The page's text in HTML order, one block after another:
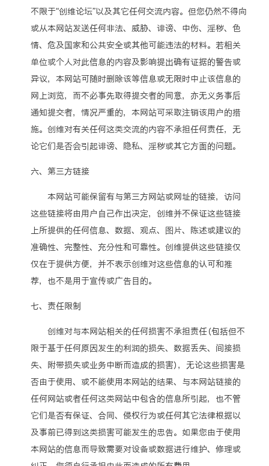
不限于“创维论坛”以及其它任何交流内容。但您仍然不得向
或从本网站发送任何非法、威胁、诽谤、中伤、淫秽、色
情、危及国家和公共安全或其他可能违法的材料。若相关
单位或个人对此信息的内容及影响提出确有证据的警告或
异议，本网站可随时删除该等信息或无限时中止该信息的
网上浏览，而不必事先取得提交者的同意，亦无义务事后
通知提交者，情况严重的，本网站可采取注销该用户的措
施。创维对有关任何这类交流的内容不承担任何责任，无
论它们是否会引起诽谤、隐私、淫秽或其它方面的问题。
六、第三方链接
本网站可能保留有与第三方网站或网址的链接，访问
这些链接将由用户自己作出决定，创维并不保证这些链接
上所提供的任何信息、数据、观点、图片、陈述或建议的
准确性、完整性、充分性和可靠性。创维提供这些链接仅
仅在于提供方便，并不表示创维对这些信息的认可和推
荐，也不是用于宣传或广告目的。
七、责任限制
创维对与本网站相关的任何损害不承担责任（包括但不
限于基于任何原因发生的利润的损失、数据丢失、间接损
失、附带损失或业务中断而造成的损害），无论这些损害是
否由于使用、或不能使用本网站的结果、与本网站链接的
任何网站或者任何这类网站中包含的信息所引起，也不管
它们是否有保证、合同、侵权行为或任何其它法律根据以
及事前已得到这类损害可能发生的忠告。如果您由于使用
本网站的信息而导致需要对设备或数据进行维护、修理或